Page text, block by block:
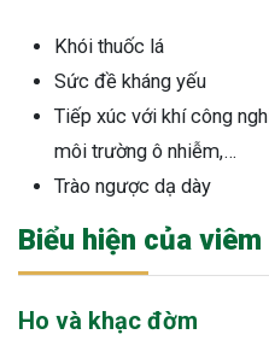
Khói thuốc lá
Sức đề kháng yếu
Tiếp xúc với khí công
môi trường ô nhiễm,…
Trào ngược dạ dày
Biểu hiện của
Ho và khạc đờm